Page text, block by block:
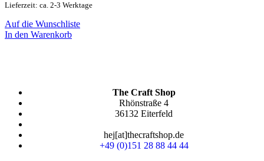
Lieferzeit: ca. 2-3 Werktage
Auf die Wunschliste
In den Warenkorb
The Craft Shop
Rhönstraße 4
36132 Eiterfeld
hej[at]thecraftshop.de
+49 (0)151 28 88 44 44